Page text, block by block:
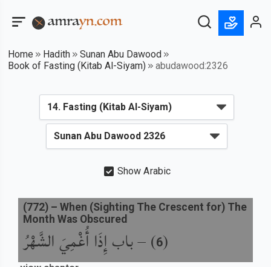
Home Hadith
Sunan Abu Dawood
Book of Fasting (Kitab Al-Siyam)
abudawood:2326
Show Arabic
(
6
) –باب إِذَا أُغْمِيَ الشَّهْرُ
(772) – When (Sighting The Crescent for) The
Month Was Obscured